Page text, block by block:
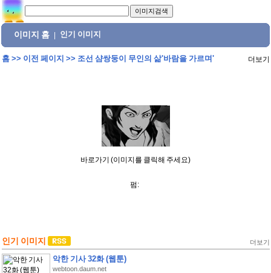
이미지 홈 인기 이미지
홈>> 이전 페이지 >> 조선 샴쌍둥이 무인의 삶'바람을 가르며' 더보기
바로가기 (이미지를 클릭해 주세요)
펌:
인기 이미지 더보기
악한 기사 32화 (웹툰)
webtoon.daum.net